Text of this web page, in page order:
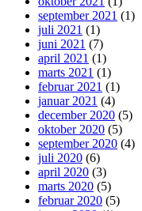
september 2021 (1)
juli 2021 (1)
juni 2021 (7)
april 2021 (1)
marts 2021 (1)
februar 2021 (1)
januar 2021 (4)
december 2020 (5)
oktober 2020 (5)
september 2020 (4)
juli 2020 (6)
april 2020 (3)
marts 2020 (5)
februar 2020 (5)